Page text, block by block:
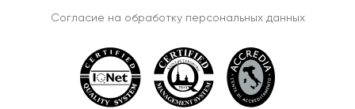
Согласиe на обработку персональных данных